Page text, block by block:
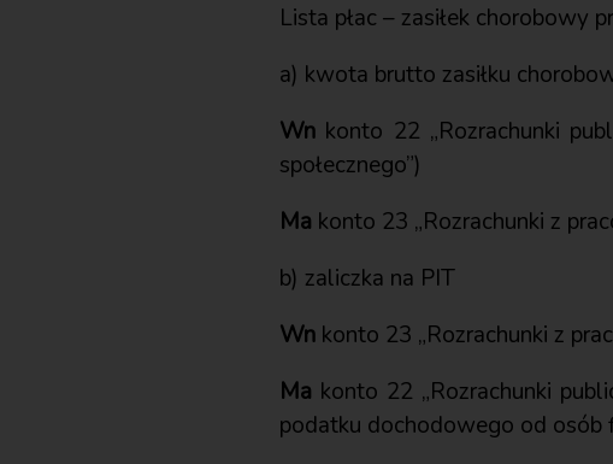
Lista płac – zasiłek chorobowy
a) kwota brutto zasiłku
Wn konto 22 „Rozrachunki
społecznego”)
Ma konto 23 „Rozrachunki z
b) zaliczka na PIT
Wn konto 23 „Rozrachunki z
Ma konto 22 „Rozrachunki
podatku dochodowego od osób